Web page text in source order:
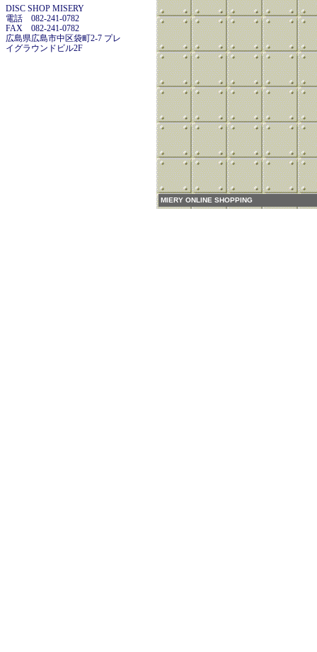
DISC SHOP MISERY
電話 082-241-0782
FAX 082-241-0782
広島県広島市中区袋町2-7 プレ
イグラウンドビル2F
MIERY ONLINE SHOPPING